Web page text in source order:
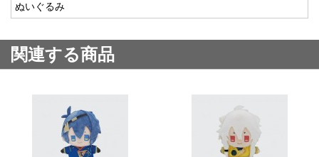
ぬいぐるみ
関連する商品